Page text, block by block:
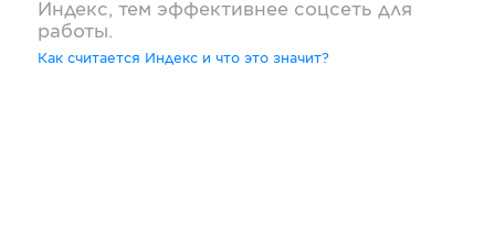
Индекс, тем эффективнее соцсеть для
работы.
Как считается Индекс и что это значит?